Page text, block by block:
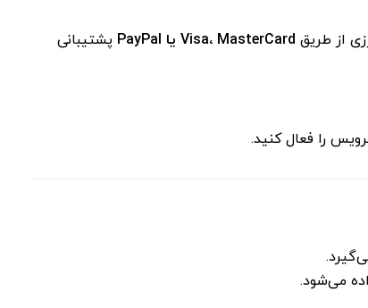
از طریق Visa، MasterCard یا PayPal
پشتیبانی
را فعال کنید.
می‌شود.